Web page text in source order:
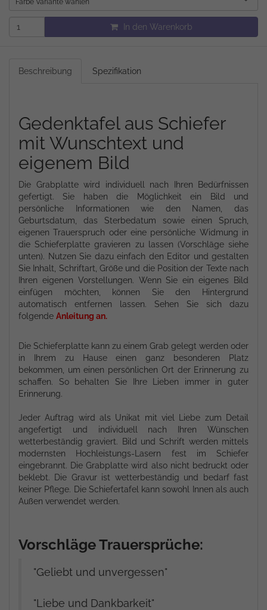
Farbe Variante wählen
In den Warenkorb
Beschreibung Spezifikation
Gedenktafel aus Schiefer
mit Wunschtext und
eigenem Bild
Die Grabplatte wird individuell nach Ihren Bedürfnissen
gefertigt. Sie haben die Möglichkeit ein Bild und
persönliche Informationen wie den Namen, das
Geburtsdatum, das Sterbedatum sowie einen Spruch,
eigenen Trauerspruch oder eine persönliche Widmung in
die Schieferplatte gravieren zu lassen (Vorschläge siehe
unten). Nutzen Sie dazu einfach den Editor und gestalten
Sie Inhalt, Schriftart, Größe und die Position der Texte nach
Ihren eigenen Vorstellungen. Wenn Sie ein eigenes Bild
einfügen möchten, können Sie den Hintergrund
automatisch entfernen lassen. Sehen Sie sich dazu
folgende Anleitung an.
Die Schieferplatte kann zu einem Grab gelegt werden oder
in Ihrem zu Hause einen ganz besonderen Platz
bekommen, um einen persönlichen Ort der Erinnerung zu
schaffen. So behalten Sie Ihre Lieben immer in guter
Erinnerung.
Jeder Auftrag wird als Unikat mit viel Liebe zum Detail
angefertigt und individuell nach Ihren Wünschen
wetterbeständig graviert. Bild und Schrift werden mittels
modernsten Hochleistungs-Lasern fest im Schiefer
eingebrannt. Die Grabplatte wird also nicht bedruckt oder
beklebt. Die Gravur ist wetterbeständig und bedarf fast
keiner Pflege. Die Schiefertafel kann sowohl Innen als auch
Außen verwendet werden.
Vorschläge Trauersprüche:
"Geliebt und unvergessen"
"Liebe und Dankbarkeit"